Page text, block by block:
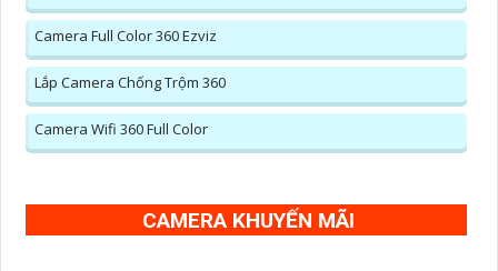
Camera Full Color 360 Ezviz
Lắp Camera Chống Trộm 360
Camera Wifi 360 Full Color
CAMERA KHUYẾN MÃI